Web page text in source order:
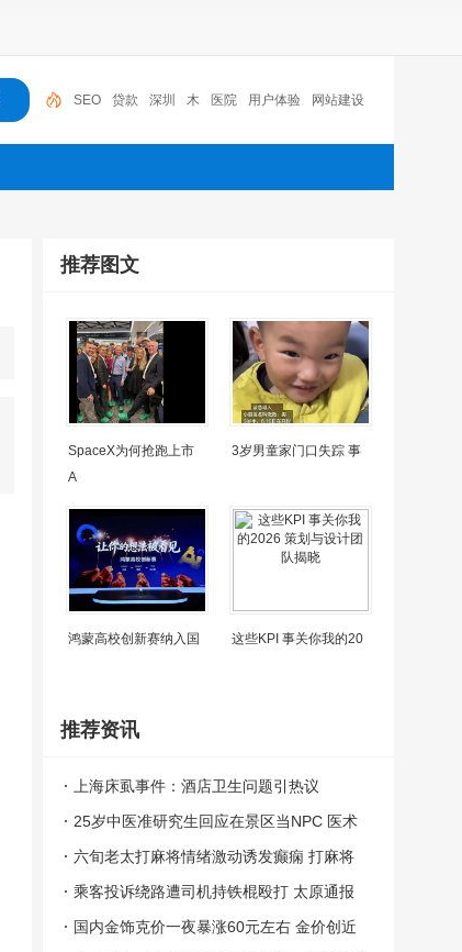
SEO 贷款 深圳 木 医院 用户体验 网站建设
机器人 摩托车 广州
推荐图文
SpaceX为何抢跑上市
A
3岁男童家门口失踪 事
鸿蒙高校创新赛纳入国 这些KPI 事关你我的20
推荐资讯
上海床虱事件：酒店卫生问题引热议
25岁中医准研究生回应在景区当NPC 医术
与趣味并存
六旬老太打麻将情绪激动诱发癫痫 打麻将
打到大脑异常放电丧失意识
乘客投诉绕路遭司机持铁棍殴打 太原通报
案件正在依法办理中
国内金饰克价一夜暴涨60元左右 金价创近